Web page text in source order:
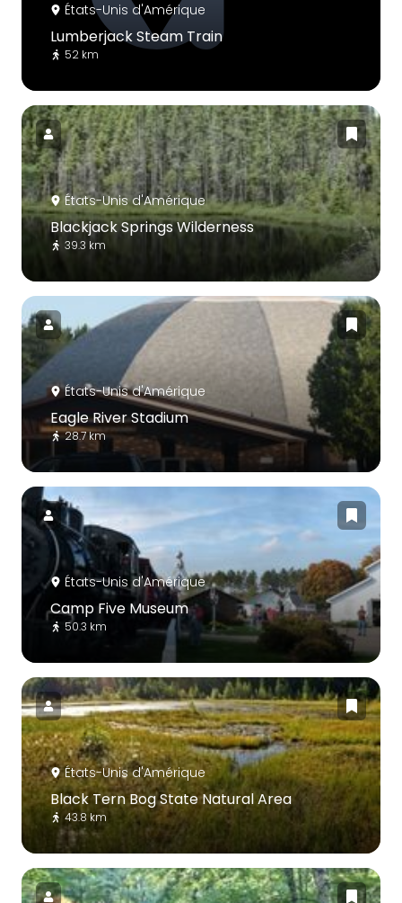
États-Unis d'Amérique
Lumberjack Steam Train
52 km
États-Unis d'Amérique
Blackjack Springs Wilderness
39.3 km
États-Unis d'Amérique
Eagle River Stadium
28.7 km
États-Unis d'Amérique
Camp Five Museum
50.3 km
États-Unis d'Amérique
Black Tern Bog State Natural Area
43.8 km